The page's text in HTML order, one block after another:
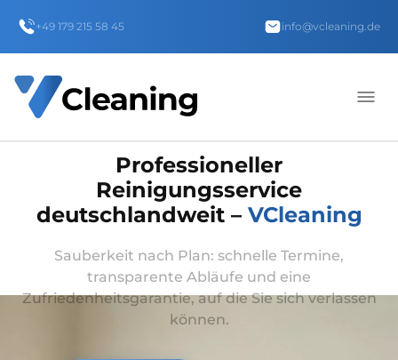
+49 179 215 58 45 info@vcleaning.de
Professioneller
Reinigungsservice
deutschlandweit – VCleaning
Sauberkeit nach Plan: schnelle Termine,
transparente Abläufe und eine
Zufriedenheitsgarantie, auf die Sie sich verlassen
können.